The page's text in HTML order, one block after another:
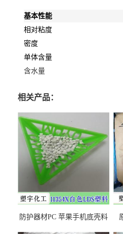
基本性能
相对粘度
密度
单体含量
含水量
相关产品：
防护器材PC 苹果手机底壳料